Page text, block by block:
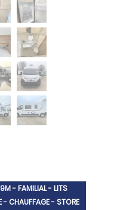
- FAMILIAL - LITS
- CHAUFFAGE - STORE